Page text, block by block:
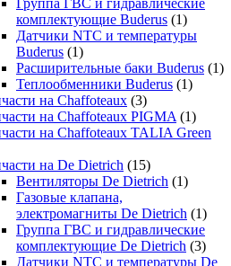
Группа ГВС и гидравлические
комплектующие Buderus (1)
Датчики NTC и температуры
Buderus (1)
Расширительные баки Buderus (1)
Теплообменники Buderus (1)
на Chaffoteaux (3)
на Chaffoteaux PIGMA (1)
на Chaffoteaux TALIA Green
на De Dietrich (15)
Вентиляторы De Dietrich (1)
Газовые клапана,
электромагниты De Dietrich (1)
Группа ГВС и гидравлические
комплектующие De Dietrich (3)
Датчики NTC и температуры De